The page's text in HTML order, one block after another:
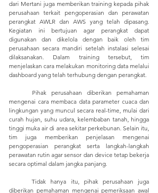
dari Mertani juga memberikan training kepada pihak
perusahaan terkait pengoperasian dan perawatan
perangkat AWLR dan AWS yang telah dipasang.
Kegiatan ini bertujuan agar perangkat dapat
digunakan dan dikelola dengan baik oleh tim
perusahaan secara mandiri setelah instalasi selesai
dilaksanakan. Dalam training tersebut, tim
menjelaskan cara melakukan monitoring data melalui
dashboard yang telah terhubung dengan perangkat.
mengenai cara membaca data parameter cuaca dan
lingkungan yang muncul secara real-time, mulai dari
curah hujan, suhu udara, kelembaban tanah, hingga
tinggi muka air di area sekitar perkebunan. Selain itu,
tim juga memberikan penjelasan mengenai
pengoperasian perangkat serta langkah-langkah
perawatan rutin agar sensor dan device tetap bekerja
secara optimal dalam jangka panjang.
	Tidak hanya itu, pihak perusahaan juga
diberikan pemahaman mengenai pemeriksaan awal